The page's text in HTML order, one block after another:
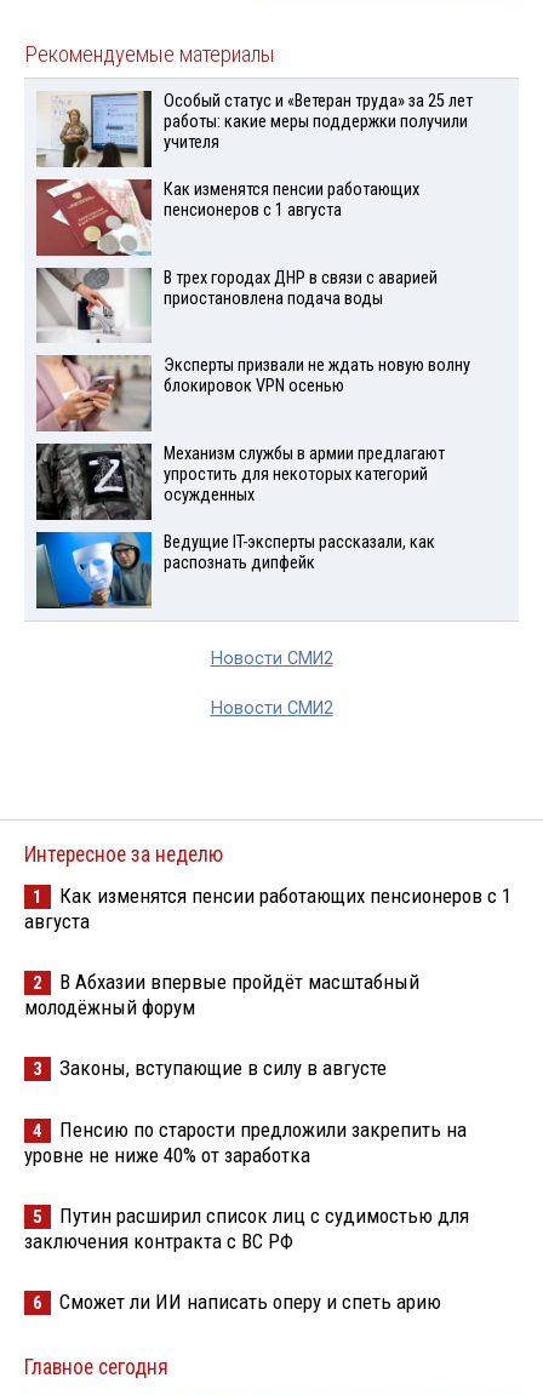
Рекомендуемые материалы
Особый статус и «Ветеран труда» за 25 лет
работы: какие меры поддержки получили
учителя
Как изменятся пенсии работающих
пенсионеров с 1 августа
В трех городах ДНР в связи с аварией
приостановлена подача воды
Эксперты призвали не ждать новую волну
блокировок VPN осенью
Механизм службы в армии предлагают
упростить для некоторых категорий
осужденных
Ведущие IT-эксперты рассказали, как
распознать дипфейк
Новости СМИ2
Новости СМИ2
Интересное за неделю
1
Как изменятся пенсии работающих пенсионеров с 1
августа
2
В Абхазии впервые пройдёт масштабный
молодёжный форум
3 Законы, вступающие в силу в августе
4
Пенсию по старости предложили закрепить на
уровне не ниже 40% от заработка
5
Путин расширил список лиц с судимостью для
заключения контракта с ВС РФ
6 Сможет ли ИИ написать оперу и спеть арию
Главное сегодня